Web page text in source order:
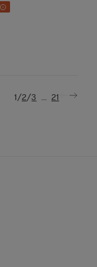
1/2/3 ... 21